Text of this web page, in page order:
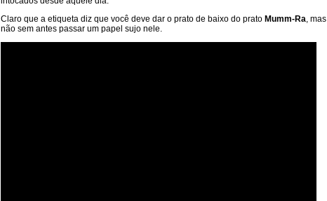
Claro que a etiqueta diz que você deve dar o prato de baixo do prato Mumm-Ra, mas
não sem antes passar um papel sujo nele.